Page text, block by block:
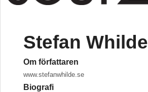
Stefan Whilde
Om författaren
www.stefanwhilde.se
Biografi